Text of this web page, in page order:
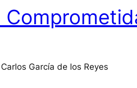
García de los Reyes